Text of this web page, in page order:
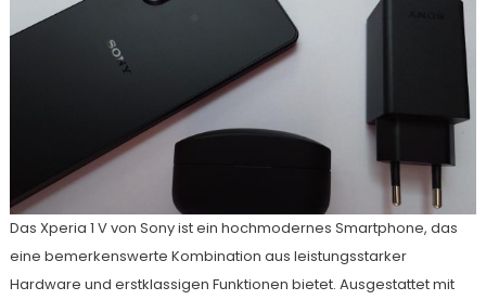
Das Xperia 1 V von Sony ist ein hochmodernes Smartphone, das
eine bemerkenswerte Kombination aus leistungsstarker
Hardware und erstklassigen Funktionen bietet. Ausgestattet mit